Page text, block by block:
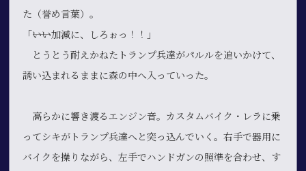
た（誉め言葉）。
「――いい加減に、しろぉっ！！」
とうとう耐えかねたトランプ兵達がパルルを追いかけて、
誘い込まれるままに森の中へ入っていった。
高らかに響き渡るエンジン音。カスタムバイク・レラに乗
ってシキがトランプ兵達へと突っ込んでいく。右手で器用に
バイクを操りながら、左手でハンドガンの照準を合わせ、す